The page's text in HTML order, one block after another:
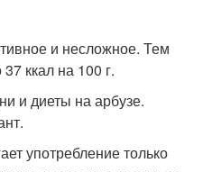
и несложное. Тем
ккал на 100 г.
и диеты на арбузе.
употребление только